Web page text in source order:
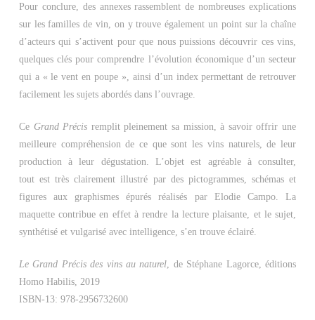
Pour conclure, des annexes rassemblent de nombreuses explications
sur les familles de vin, on y trouve également un point sur la chaîne
d’acteurs qui s’activent pour que nous puissions découvrir ces vins,
quelques clés pour comprendre l’évolution économique d’un secteur
qui a « le vent en poupe », ainsi d’un index permettant de retrouver
facilement les sujets abordés dans l’ouvrage.
Ce Grand Précis remplit pleinement sa mission, à savoir offrir une
meilleure compréhension de ce que sont les vins naturels, de leur
production à leur dégustation. L’objet est agréable à consulter,
tout est très clairement illustré par des pictogrammes, schémas et
figures aux graphismes épurés réalisés par Elodie Campo. La
maquette contribue en effet à rendre la lecture plaisante, et le sujet,
synthétisé et vulgarisé avec intelligence, s’en trouve éclairé.
Le Grand Précis des vins au naturel, de Stéphane Lagorce, éditions
Homo Habilis, 2019
ISBN-13: 978-2956732600